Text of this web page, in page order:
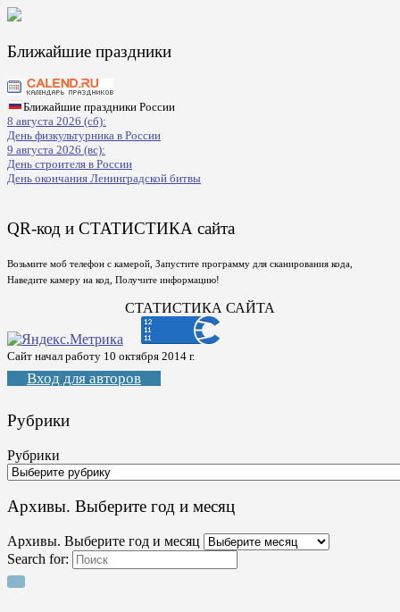
Ближайшие праздники
Ближайшие праздники России
8 августа 2026 (сб):
День физкультурника в России
9 августа 2026 (вс):
День строителя в России
День окончания Ленинградской битвы
QR-код и СТАТИСТИКА сайта
Возьмите моб телефон с камерой, Запустите программу для сканирования кода,
Наведите камеру на код, Получите информацию!
СТАТИСТИКА САЙТА
Сайт начал работу 10 октября 2014 г.
Вход для авторов
Рубрики
Рубрики
Архивы. Выберите год и месяц
Архивы. Выберите год и месяц
Search for: